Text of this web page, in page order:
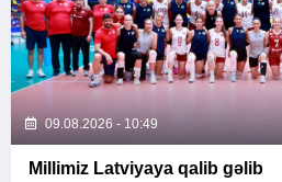
09.08.2026 - 10:49
Millimiz Latviyaya qalib gəlib